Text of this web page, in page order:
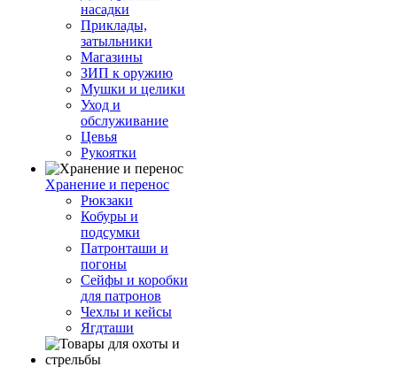
насадки
Приклады,
затыльники
Магазины
ЗИП к оружию
Мушки и целики
Уход и
обслуживание
Цевья
Рукоятки
Хранение и перенос
Рюкзаки
Кобуры и
подсумки
Патронташи и
погоны
Сейфы и коробки
для патронов
Чехлы и кейсы
Ягдташи